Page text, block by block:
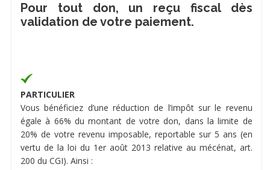
Pour tout don, un reçu fiscal dès
validation de votre paiement.
PARTICULIER
Vous bénéficiez d’une réduction de l’impôt sur le revenu
égale à 66% du montant de votre don, dans la limite de
20% de votre revenu imposable, reportable sur 5 ans (en
vertu de la loi du 1er août 2013 relative au mécénat, art.
200 du CGI). Ainsi :